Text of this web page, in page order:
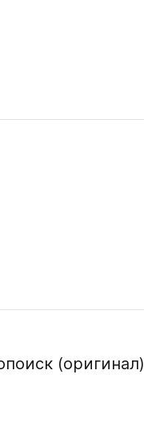
(оригинал)